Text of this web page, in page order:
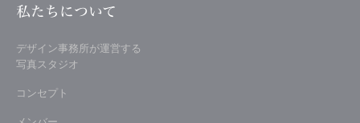
私たちについて
デザイン事務所が運営する
写真スタジオ
コンセプト